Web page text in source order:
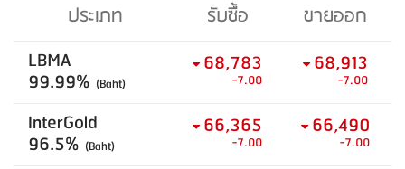
ประเภท รับซื้อ
ขายออก
LBMA
99.99% (Baht)
68,783
-7.00
68,913
-7.00
InterGold
96.5% (Baht)
66,365
-7.00
66,490
-7.00